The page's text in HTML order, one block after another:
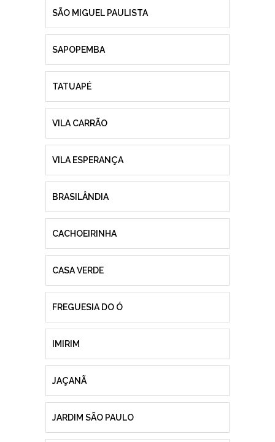
SÃO MIGUEL PAULISTA
SAPOPEMBA
TATUAPÉ
VILA CARRÃO
VILA ESPERANÇA
BRASILÂNDIA
CACHOEIRINHA
CASA VERDE
FREGUESIA DO Ó
IMIRIM
JAÇANÃ
JARDIM SÃO PAULO